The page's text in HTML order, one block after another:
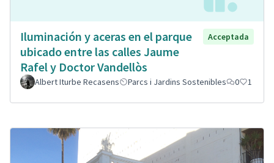
Iluminación y aceras en el parque
ubicado entre las calles Jaume
Rafel y Doctor Vandellòs
Acceptada
Albert Iturbe Recasens Parcs i Jardins Sostenibles 0 1